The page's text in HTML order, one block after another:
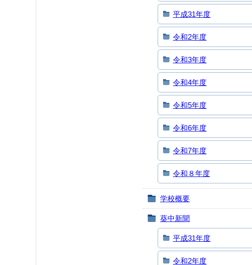
平成31年度
令和2年度
令和3年度
令和4年度
令和5年度
令和6年度
令和7年度
令和８年度
学校概要
葵中新聞
平成31年度
令和2年度